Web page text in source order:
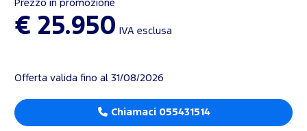
Prezzo in promozione
€ 25.950 IVA esclusa
Offerta valida fino al 31/08/2026
Chiamaci 055431514